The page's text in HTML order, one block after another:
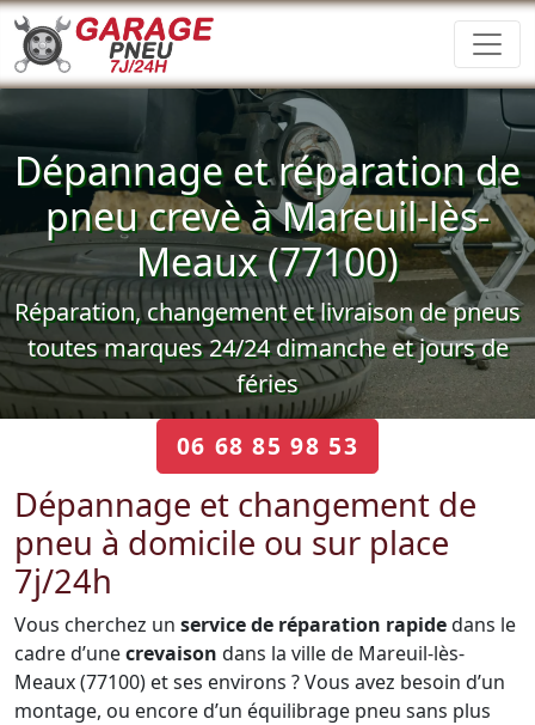
Dépannage et réparation de
pneu crevè à Mareuil-lès-
Meaux (77100)
Réparation, changement et livraison de pneus
toutes marques 24/24 dimanche et jours de
féries
06 68 85 98 53
Dépannage et changement de
pneu à domicile ou sur place
7j/24h
Vous cherchez un service de réparation rapidedans le
cadre d’unecrevaison dans la ville de Mareuil-lès-
Meaux (77100) et ses environs ? Vous avez besoin d’un
montage, ou encore d’un équilibrage pneu sans plus